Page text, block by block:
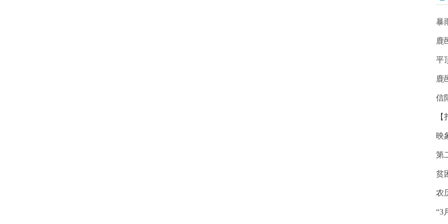
暴
鹿
平
鹿
信
映
第
贫
农
“3